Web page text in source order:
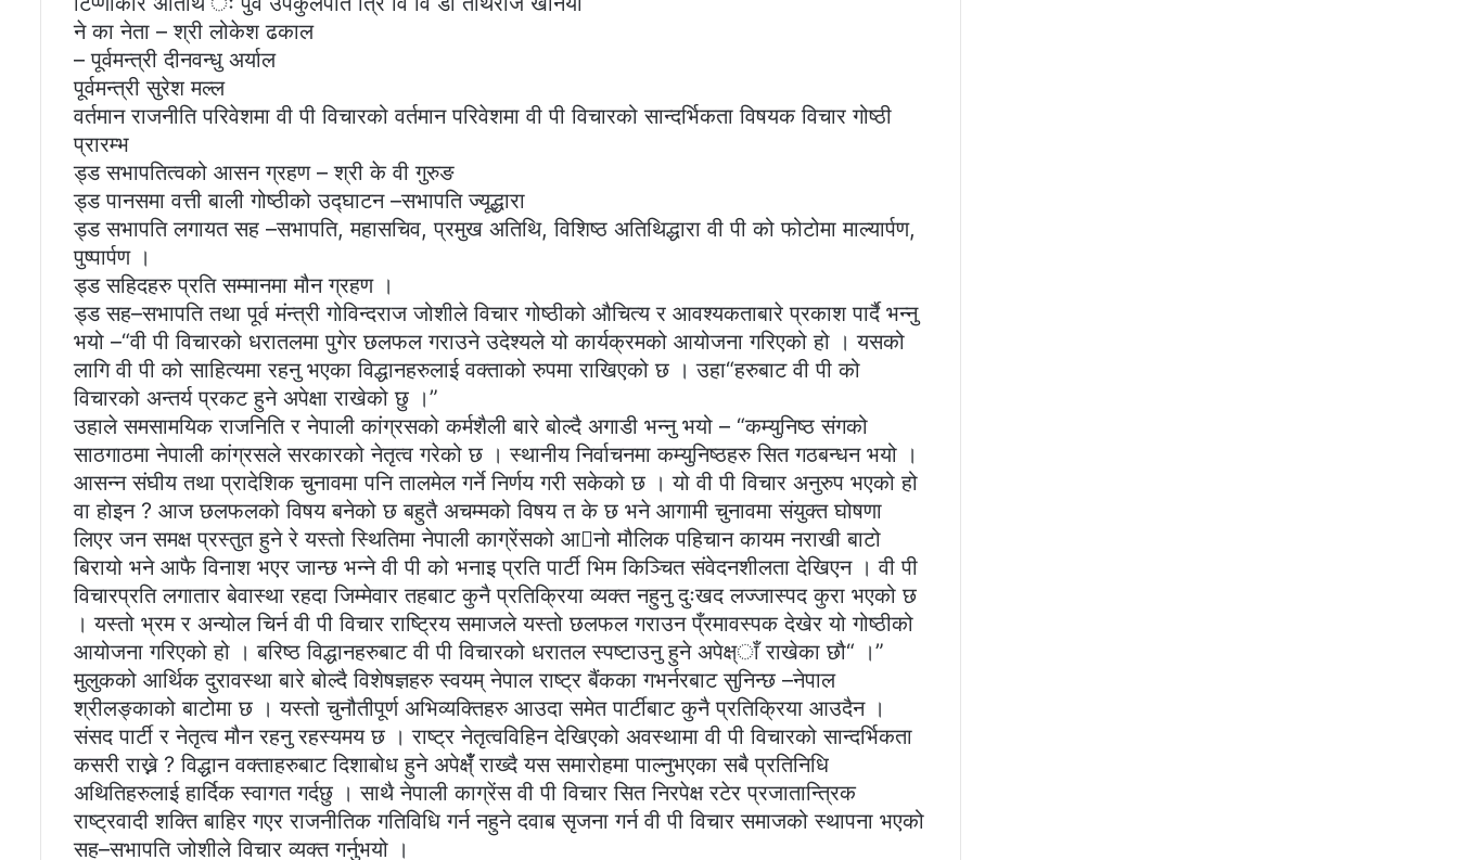
ने का नेता – श्री लोकेश ढकाल
– पूर्वमन्त्री दीनवन्धु अर्याल
पूर्वमन्त्री सुरेश मल्ल
वर्तमान राजनीति परिवेशमा वी पी विचारको वर्तमान परिवेशमा वी पी विचारको सान्दर्भिकता विषयक विचार गोष्ठी
प्रारम्भ
ड्ड सभापतित्वको आसन ग्रहण – श्री के वी गुरुङ
ड्ड पानसमा वत्ती बाली गोष्ठीको उद्घाटन –सभापति ज्यूद्धारा
ड्ड सभापति लगायत सह –सभापति, महासचिव, प्रमुख अतिथि, विशिष्ठ अतिथिद्धारा वी पी को फोटोमा माल्यार्पण,
पुष्पार्पण ।
ड्ड सहिदहरु प्रति सम्मानमा मौन ग्रहण ।
ड्ड सह–सभापति तथा पूर्व मंन्त्री गोविन्दराज जोशीले विचार गोष्ठीको औचित्य र आवश्यकताबारे प्रकाश पार्दै भन्नु
भयो –“वी पी विचारको धरातलमा पुगेर छलफल गराउने उदेश्यले यो कार्यक्रमको आयोजना गरिएको हो । यसको
लागि वी पी को साहित्यमा रहनु भएका विद्धानहरुलाई वक्ताको रुपमा राखिएको छ । उहा“हरुबाट वी पी को
विचारको अन्तर्य प्रकट हुने अपेक्षा राखेको छु ।”
उहाले समसामयिक राजनिति र नेपाली कांग्रसको कर्मशैली बारे बोल्दै अगाडी भन्नु भयो – “कम्युनिष्ठ संगको
साठगाठमा नेपाली कांग्रसले सरकारको नेतृत्व गरेको छ । स्थानीय निर्वाचनमा कम्युनिष्ठहरु सित गठबन्धन भयो ।
आसन्न संघीय तथा प्रादेशिक चुनावमा पनि तालमेल गर्ने निर्णय गरी सकेको छ । यो वी पी विचार अनुरुप भएको हो
वा होइन ? आज छलफलको विषय बनेको छ बहुतै अचम्मको विषय त के छ भने आगामी चुनावमा संयुक्त घोषणा
लिएर जन समक्ष प्रस्तुत हुने रे यस्तो स्थितिमा नेपाली काग्रेंसको आनो मौलिक पहिचान कायम नराखी बाटो
बिरायो भने आफै विनाश भएर जान्छ भन्ने वी पी को भनाइ प्रति पार्टी भिम किञ्चित संवेदनशीलता देखिएन । वी पी
विचारप्रति लगातार बेवास्था रहदा जिम्मेवार तहबाट कुनै प्रतिक्रिया व्यक्त नहुनु दुःखद लज्जास्पद कुरा भएको छ
। यस्तो भ्रम र अन्योल चिर्न वी पी विचार राष्ट्रिय समाजले यस्तो छलफल गराउन प्ँरमावस्पक देखेर यो गोष्ठीको
आयोजना गरिएको हो । बरिष्ठ विद्धानहरुबाट वी पी विचारको धरातल स्पष्टाउनु हुने अपेक्ष्ाँ राखेका छौ“ ।”
मुलुकको आर्थिक दुरावस्था बारे बोल्दै विशेषज्ञहरु स्वयम् नेपाल राष्ट्र बैंकका गभर्नरबाट सुनिन्छ –नेपाल
श्रीलङ्काको बाटोमा छ । यस्तो चुनौतीपूर्ण अभिव्यक्तिहरु आउदा समेत पार्टीबाट कुनै प्रतिक्रिया आउदैन ।
संसद पार्टी र नेतृत्व मौन रहनु रहस्यमय छ । राष्ट्र नेतृत्वविहिन देखिएको अवस्थामा वी पी विचारको सान्दर्भिकता
कसरी राख्ने ? विद्धान वक्ताहरुबाट दिशाबोध हुने अपेक्ष्ँँ राख्दै यस समारोहमा पाल्नुभएका सबै प्रतिनिधि
अथितिहरुलाई हार्दिक स्वागत गर्दछु । साथै नेपाली काग्रेंस वी पी विचार सित निरपेक्ष रटेर प्रजातान्त्रिक
राष्ट्रवादी शक्ति बाहिर गएर राजनीतिक गतिविधि गर्न नहुने दवाब सृजना गर्न वी पी विचार समाजको स्थापना भएको
सह–सभापति जोशीले विचार व्यक्त गर्नुभयो ।